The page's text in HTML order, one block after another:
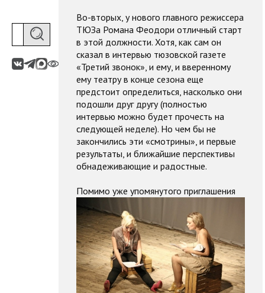
Во-вторых, у нового главного режиссера
ТЮЗа Романа Феодори отличный старт
в этой должности. Хотя, как сам он
сказал в интервью тюзовской газете
«Третий звонок», и ему, и вверенному
ему театру в конце сезона еще
предстоит определиться, насколько они
подошли друг другу (полностью
интервью можно будет прочесть на
следующей неделе). Но чем бы не
закончились эти «смотрины», и первые
результаты, и ближайшие перспективы
обнадеживающие и радостные.
Помимо уже упомянутого приглашения